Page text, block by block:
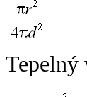
Tepelný